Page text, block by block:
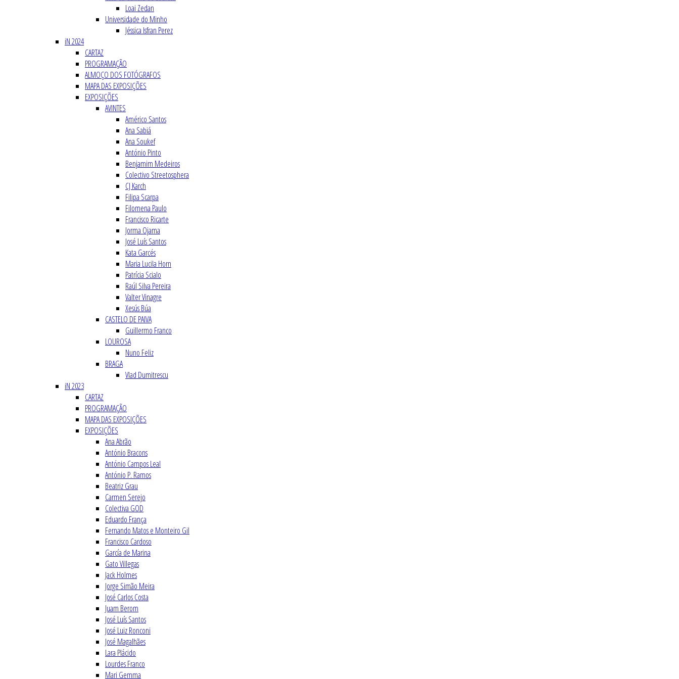
Loai Zedan
Universidade do Minho
Jéssica Isfran Perez
iN 2024
CARTAZ
PROGRAMAÇÃO
ALMOÇO DOS FOTÓGRAFOS
MAPA DAS EXPOSIÇÕES
EXPOSIÇÕES
AVINTES
Américo Santos
Ana Sabiá
Ana Soukef
António Pinto
Benjamim Medeiros
Colectivo Streetosphera
CJ Karch
Filipa Scarpa
Filomena Paulo
Francisco Ricarte
Jorma Ojama
José Luís Santos
Kata Garcés
Maria Lucila Horn
Patrícia Scialo
Raúl Silva Pereira
Valter Vinagre
Xesús Búa
CASTELO DE PAIVA
Guillermo Franco
LOUROSA
Nuno Feliz
BRAGA
Vlad Dumitrescu
iN 2023
CARTAZ
PROGRAMAÇÃO
MAPA DAS EXPOSIÇÕES
EXPOSIÇÕES
Ana Abrão
António Bracons
António Campos Leal
António P. Ramos
Beatriz Grau
Carmen Serejo
Colectiva GOD
Eduardo França
Fernando Matos e Monteiro Gil
Francisco Cardoso
García de Marina
Gato Villegas
Jack Holmes
Jorge Simão Meira
José Carlos Costa
Juam Berom
José Luís Santos
José Luiz Ronconi
José Magalhães
Lara Plácido
Lourdes Franco
Mari Gemma